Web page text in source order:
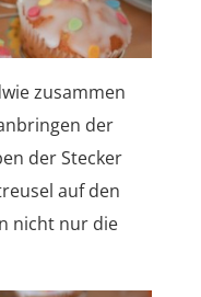
zusammen
der
der Stecker
auf den
nicht nur die